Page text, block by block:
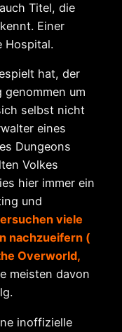
Titel, die
Einer
Hospital.
hat, der
um
selbst nicht
eines
Dungeons
Volkes
hier immer ein
und
viele
nachzueifern (
Overworld,
meisten davon
inoffizielle